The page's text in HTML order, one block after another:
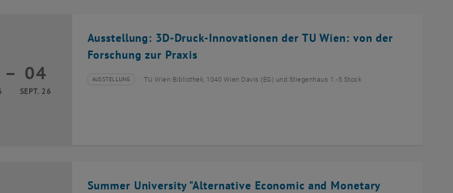
Ausstellung: 3D-Druck-Innovationen der TU Wien: von der
Forschung zur Praxis
17 März 2026 bis 04 September 2026
– 04
SEPT. 26
Veranstaltungstyp:
AUSSTELLUNG
Veranstaltungsort: TU Wien Bibliothek, 1040 Wien Davis (EG) und Stiegenhaus 1.-5.Stock
Summer University "Alternative Economic and Monetary